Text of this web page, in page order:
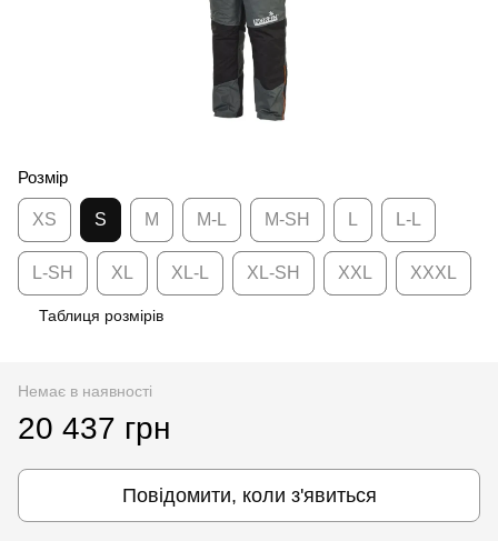
Розмір
XS S M M-L M-SH L L-L
L-SH XL XL-L XL-SH XXL XXXL
Таблиця розмірів
Немає в наявності
20 437 грн
Повідомити, коли з'явиться